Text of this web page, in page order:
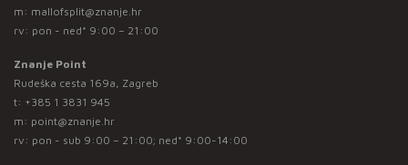
m: mallofsplit@znanje.hr
rv: pon - ned* 9:00 – 21:00
Znanje Point
Rudeška cesta 169a, Zagreb
t: +385 1 3831 945
m: point@znanje.hr
rv: pon - sub 9:00 – 21:00; ned* 9:00-14:00